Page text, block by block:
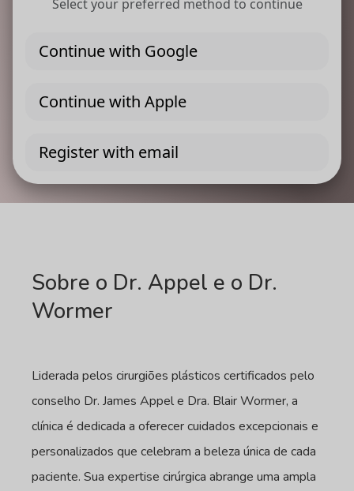
Sobre o Dr. Appel e o Dr.
Wormer
Liderada pelos cirurgiões plásticos certificados pelo
conselho Dr. James Appel e Dra. Blair Wormer, a
clínica é dedicada a oferecer cuidados excepcionais e
personalizados que celebram a beleza única de cada
paciente. Sua expertise cirúrgica abrange uma ampla